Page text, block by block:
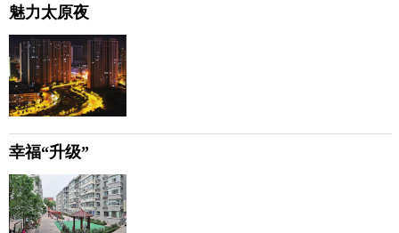
魅力太原夜
幸福“升级”